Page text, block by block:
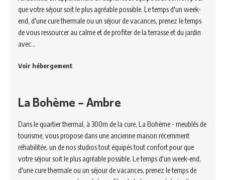
que votre séjour soit le plus agréable possible. Le temps d'un week-
end, d'une cure thermale ou un séjour de vacances, prenez le temps
de vous ressourcer au calme et de profiter de la terrasse et du jardin
avec…
Voir hébergement
La Bohème – Ambre
Dans le quartier thermal, à 300m de la cure, La Bohème - meublés de
tourisme, vous propose dans une ancienne maison récemment
réhabilitée, un de nos studios tout équipés tout confort pour que
votre séjour soit le plus agréable possible. Le temps d'un week-end,
d'une cure thermale ou un séjour de vacances, prenez le temps de